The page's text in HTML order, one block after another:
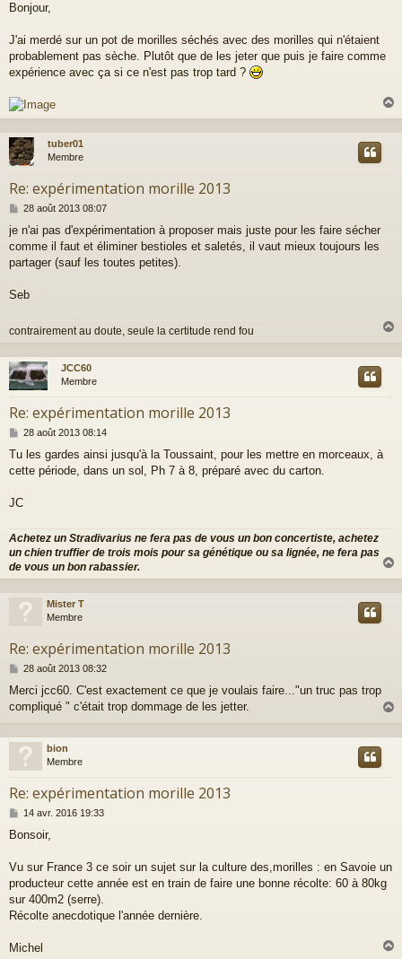
s
a
g
Bonjour,
J'ai merdé sur un pot de morilles séchés avec des morilles qui n'étaient
probablement pas sèche. Plutôt que de les jeter que puis je faire comme
expérience avec ça si ce n'est pas trop tard ?
a
tuber01
Membre
Re: expérimentation morille 2013
M
s
s
a
e
28 août 2013 08:07
je n'ai pas d'expérimentation à proposer mais juste pour les faire sécher
comme il faut et éliminer bestioles et saletés, il vaut mieux toujours les
partager (sauf les toutes petites).
Seb
contrairement au doute, seule la certitude rend fou
u
JCC60
Membre
Re: expérimentation morille 2013
M
s
s
g
28 août 2013 08:14
Tu les gardes ainsi jusqu'à la Toussaint, pour les mettre en morceaux, à
cette période, dans un sol, Ph 7 à 8, préparé avec du carton.
JC
Achetez un Stradivarius ne fera pas de vous un bon concertiste, achetez
un chien truffier de trois mois pour sa génétique ou sa lignée, ne fera pas
de vous un bon rabassier.
a
Mister T
Membre
Re: expérimentation morille 2013
M
s
s
e
28 août 2013 08:32
Merci jcc60. C'est exactement ce que je voulais faire..."un truc pas trop
compliqué " c'était trop dommage de les jetter.
u
bion
Membre
Re: expérimentation morille 2013
M
s
a
g
14 avr. 2016 19:33
Bonsoir,
Vu sur France 3 ce soir un sujet sur la culture des,morilles : en Savoie un
producteur cette année est en train de faire une bonne récolte: 60 à 80kg
sur 400m2 (serre).
Récolte anecdotique l'année dernière.
Michel